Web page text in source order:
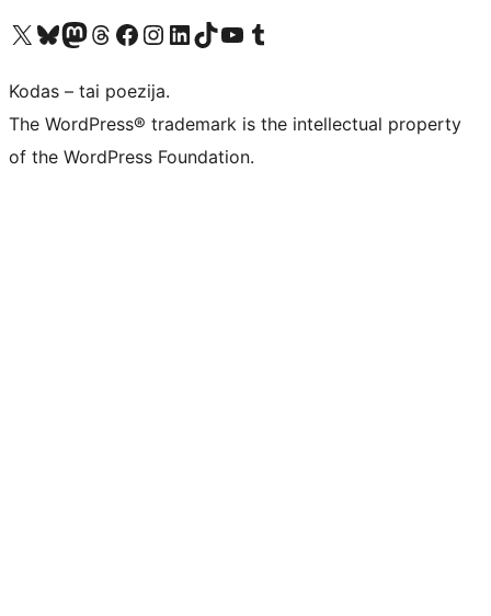
Visit our X (formerly Twitter) account
Apsilankykite mūsų Bluesky paskyroje
Visit our Mastodon account
Apsilankykite mūsų Threads paskyroje
Visit our Facebook page
Visit our Instagram account
Visit our LinkedIn account
Apsilankykite mūsų TikTok paskyroje
Visit our YouTube channel
Apsilankykite mūsų Tumblr paskyroje
Kodas – tai poezija.
The WordPress® trademark is the intellectual property
of the WordPress Foundation.